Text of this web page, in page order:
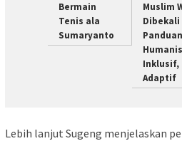
Bermain
Tenis ala
Sumaryanto
Muslim
Dibekali
Panduan
Inklusif,
Adaptif
Lebih lanjut Sugeng menjelaskan